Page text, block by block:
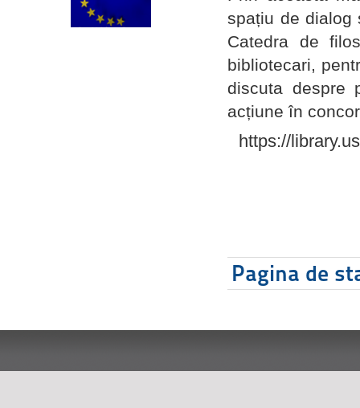
spațiu de dialog
Catedra de
bibliotecari,
discuta despre
acțiune în
https://
Pagina de